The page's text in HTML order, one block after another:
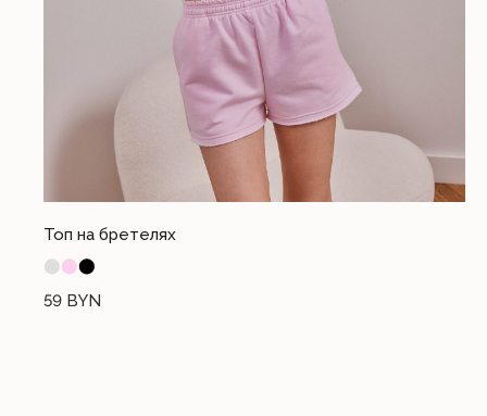
Топ на бретелях
⬤⬤⬤
59 BYN